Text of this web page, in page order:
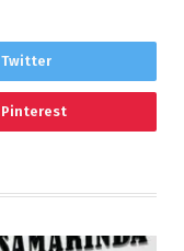
Twitter
Pinterest